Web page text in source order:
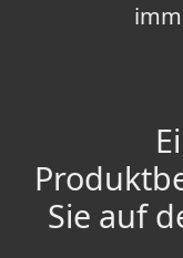
Sie auf